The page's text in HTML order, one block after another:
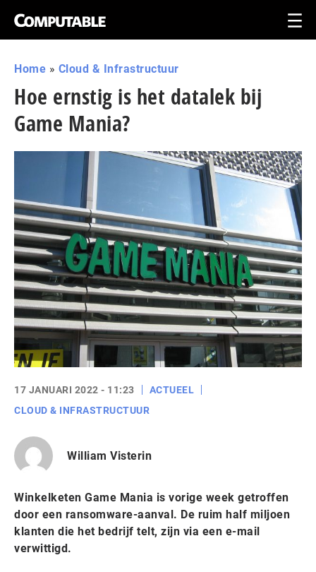
Home » Cloud & Infrastructuur
Hoe ernstig is het datalek bij
Game Mania?
17 JANUARI 2022 - 11:23
ACTUEEL
CLOUD & INFRASTRUCTUUR
William Visterin
Winkelketen Game Mania is vorige week getroffen
door een ransomware-aanval. De ruim half miljoen
klanten die het bedrijf telt, zijn via een e-mail
verwittigd.